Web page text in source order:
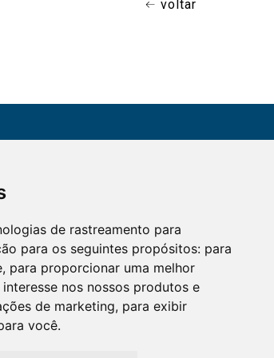
de rastreamento para
para os seguintes propósitos: para
, para proporcionar uma melhor
nos nossos produtos e
de marketing, para exibir
você.
voltar
aqui